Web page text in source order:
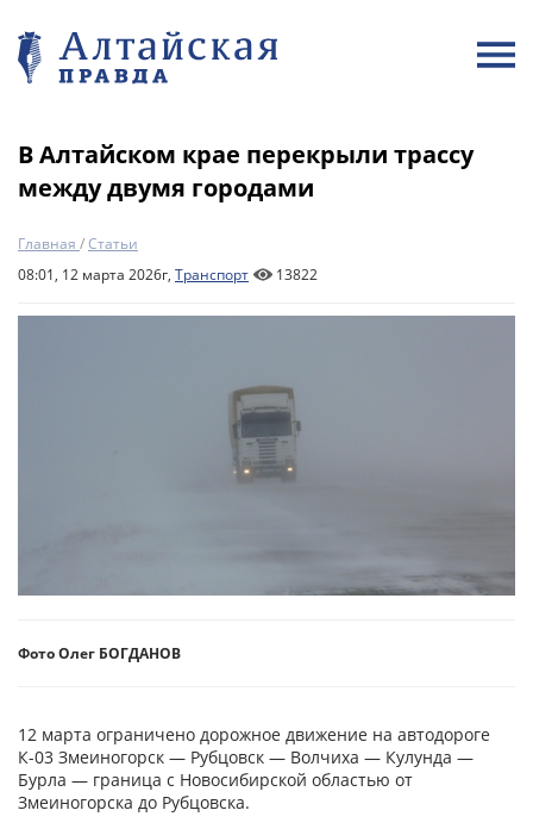
В Алтайском крае перекрыли трассу
между двумя городами
Главная /Статьи
08:01, 12 марта 2026г, Транспорт 13822
Фото Олег БОГДАНОВ
12 марта ограничено дорожное движение на автодороге
К-03 Змеиногорск — Рубцовск — Волчиха — Кулунда —
Бурла — граница с Новосибирской областью от
Змеиногорска до Рубцовска.